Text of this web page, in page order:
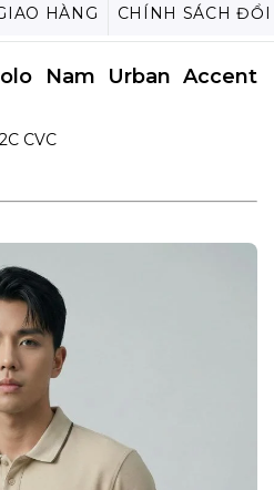
HÀNG CHÍNH SÁCH
Nam Urban Accent
CVC